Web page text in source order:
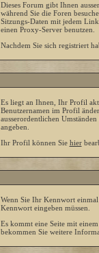
Dieses Forum gibt Ihnen
während Sie die Foren
Sitzungs-Daten mit jedem
einen Proxy-Server benutzen.
Nachdem Sie sich registriert
Es liegt an Ihnen, Ihr Profil
Benutzernamen im Profil
ausserordentlichen
angeben.
Ihr Profil können Sie hier
Wenn Sie Ihr Kennwort
Kennwort eingeben müssen.
Es kommt eine Seite mit
bekommen Sie weitere